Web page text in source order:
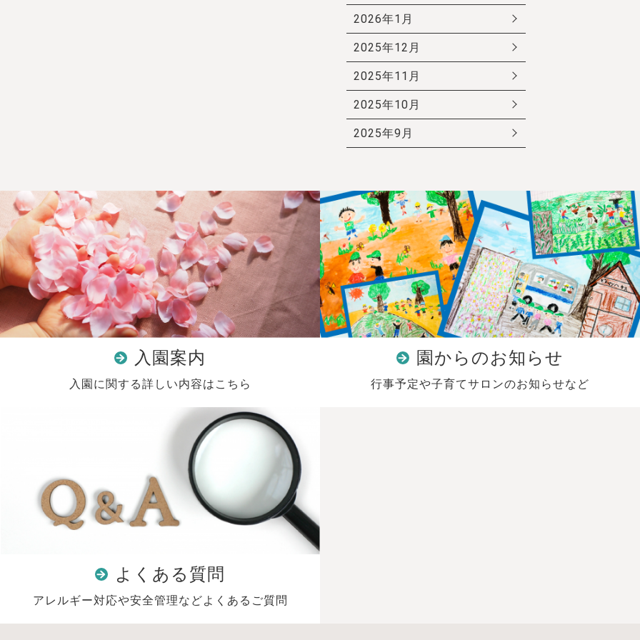
2026年1月
2025年12月
2025年11月
2025年10月
2025年9月
入園案内
入園に関する詳しい内容はこちら
園からのお知らせ
行事予定や子育てサロンのお知らせなど
よくある質問
アレルギー対応や安全管理などよくあるご質問